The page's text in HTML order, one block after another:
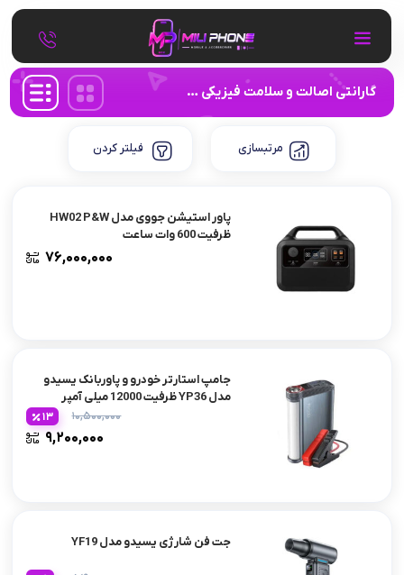
گارانتی اصالت و سلامت فیزیکی کالا
مرتبسازی فیلتر کردن
پاور استیشن جووی مدل HW02 P&W
ظرفیت 600 وات ساعت
۷۶,۰۰۰,۰۰۰
جامپ استارتر خودرو و پاوربانک یسیدو
مدل YP36 ظرفیت 12000 میلی آمپر
۱۰,۵۰۰,۰۰۰
۹,۲۰۰,۰۰۰
13
جت فن شارژی یسیدو مدل YF19